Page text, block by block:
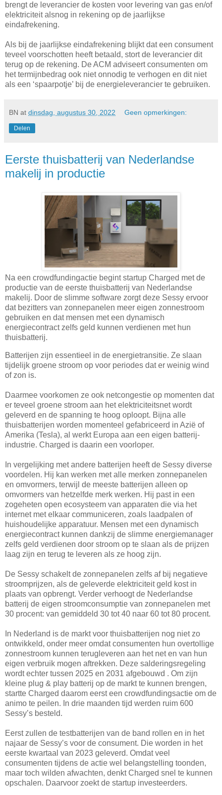
brengt de leverancier de kosten voor levering van gas en/of
elektriciteit alsnog in rekening op de jaarlijkse
eindafrekening.
Als bij de jaarlijkse eindafrekening blijkt dat een consument
teveel voorschotten heeft betaald, stort de leverancier dit
terug op de rekening. De ACM adviseert consumenten om
het termijnbedrag ook niet onnodig te verhogen en dit niet
als een ‘spaarpotje’ bij de energieleverancier te gebruiken.
BN at dinsdag, augustus 30, 2022 Geen opmerkingen:
Delen
Eerste thuisbatterij van Nederlandse
makelij in productie
Na een crowdfundingactie begint startup Charged met de
productie van de eerste thuisbatterij van Nederlandse
makelij. Door de slimme software zorgt deze Sessy ervoor
dat bezitters van zonnepanelen meer eigen zonnestroom
gebruiken en dat mensen met een dynamisch
energiecontract zelfs geld kunnen verdienen met hun
thuisbatterij.
Batterijen zijn essentieel in de energietransitie. Ze slaan
tijdelijk groene stroom op voor periodes dat er weinig wind
of zon is.
Daarmee voorkomen ze ook netcongestie op momenten dat
er teveel groene stroom aan het elektriciteitsnet wordt
geleverd en de spanning te hoog oploopt. Bijna alle
thuisbatterijen worden momenteel gefabriceerd in Azië of
Amerika (Tesla), al werkt Europa aan een eigen batterij-
industrie. Charged is daarin een voorloper.
In vergelijking met andere batterijen heeft de Sessy diverse
voordelen. Hij kan werken met alle merken zonnepanelen
en omvormers, terwijl de meeste batterijen alleen op
omvormers van hetzelfde merk werken. Hij past in een
zogeheten open ecosysteem van apparaten die via het
internet met elkaar communiceren, zoals laadpalen of
huishoudelijke apparatuur. Mensen met een dynamisch
energiecontract kunnen dankzij de slimme energiemanager
zelfs geld verdienen door stroom op te slaan als de prijzen
laag zijn en terug te leveren als ze hoog zijn.
De Sessy schakelt de zonnepanelen zelfs af bij negatieve
stroomprijzen, als de geleverde elektriciteit geld kost in
plaats van opbrengt. Verder verhoogt de Nederlandse
batterij de eigen stroomconsumptie van zonnepanelen met
30 procent: van gemiddeld 30 tot 40 naar 60 tot 80 procent.
In Nederland is de markt voor thuisbatterijen nog niet zo
ontwikkeld, onder meer omdat consumenten hun overtollige
zonnestroom kunnen terugleveren aan het net en van hun
eigen verbruik mogen aftrekken. Deze salderingsregeling
wordt echter tussen 2025 en 2031 afgebouwd . Om zijn
kleine plug & play batterij op de markt te kunnen brengen,
startte Charged daarom eerst een crowdfundingsactie om de
animo te peilen. In drie maanden tijd werden ruim 600
Sessy’s besteld.
Eerst zullen de testbatterijen van de band rollen en in het
najaar de Sessy’s voor de consument. Die worden in het
eerste kwartaal van 2023 geleverd. Omdat veel
consumenten tijdens de actie wel belangstelling toonden,
maar toch wilden afwachten, denkt Charged snel te kunnen
opschalen. Daarvoor zoekt de startup investeerders.